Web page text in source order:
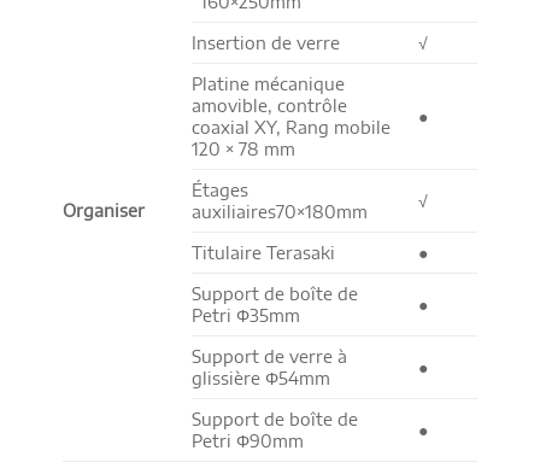
Organiser
Insertion de verre
√
Platine mécanique
amovible, contrôle
coaxial XY, Rang mobile
120 × 78 mm
●
Étages
auxiliaires70×180mm
√
Titulaire Terasaki
●
Support de boîte de
Petri Φ35mm
●
Support de verre à
glissière Φ54mm
●
Support de boîte de
Petri Φ90mm
●